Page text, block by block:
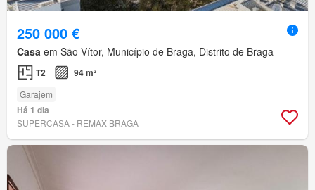
250 000 €
Casa em São Vítor, Município de Braga, Distrito de Braga
T2 94 m²
Garajem
Há 1 dia
SUPERCASA - REMAX BRAGA